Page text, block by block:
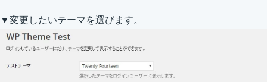
▼変更したいテーマを選びます。